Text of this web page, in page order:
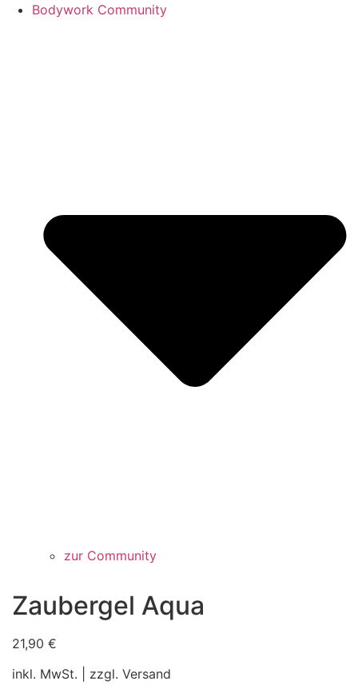
Bodywork Community
zur Community
Zaubergel Aqua
21,90 €
inkl. MwSt. | zzgl. Versand